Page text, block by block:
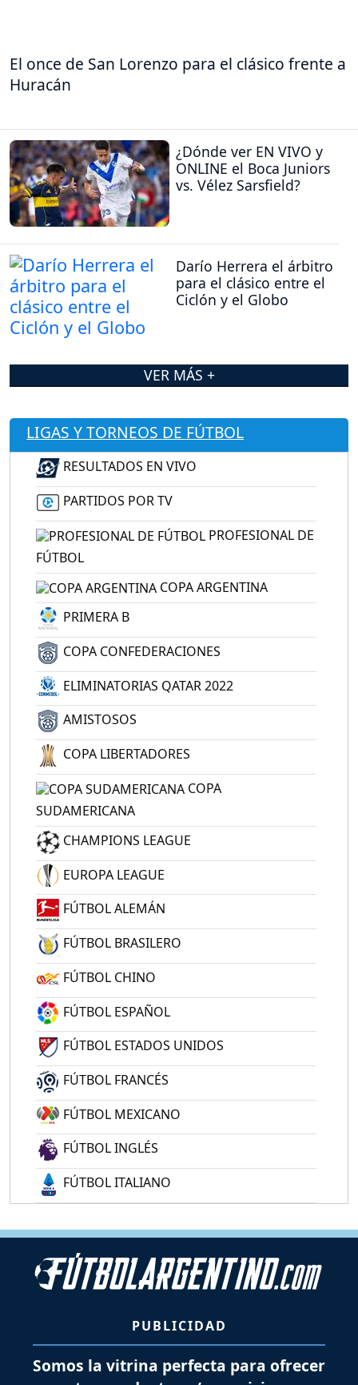
El once de San Lorenzo para el clásico frente a
Huracán
¿Dónde ver EN VIVO y
ONLINE el Boca Juniors
vs. Vélez Sarsfield?
Darío Herrera el árbitro
para el clásico entre el
Ciclón y el Globo
VER MÁS +
LIGAS Y TORNEOS DE FÚTBOL
RESULTADOS EN VIVO
PARTIDOS POR TV
PROFESIONAL DE
FÚTBOL
COPA ARGENTINA
PRIMERA B
COPA CONFEDERACIONES
ELIMINATORIAS QATAR 2022
AMISTOSOS
COPA LIBERTADORES
COPA
SUDAMERICANA
CHAMPIONS LEAGUE
EUROPA LEAGUE
FÚTBOL ALEMÁN
FÚTBOL BRASILERO
FÚTBOL CHINO
FÚTBOL ESPAÑOL
FÚTBOL ESTADOS UNIDOS
FÚTBOL FRANCÉS
FÚTBOL MEXICANO
FÚTBOL INGLÉS
FÚTBOL ITALIANO
PUBLICIDAD
Somos la vitrina perfecta para ofrecer